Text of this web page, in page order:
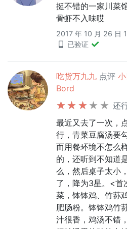
挺不错的一家川菜
骨虾不入味哎
2017 年 10 月 26 日
已验证
吃货万九九 点评
Bord
还
最近又去了一次，
行，青菜豆腐汤要
而用餐环境不怎么
的，还听到不知道
么，然后桌子太小
了，降为3星。<首
菜，钵钵鸡、竹荪
肥肠粉。钵钵鸡竹
汁很香，鸡汤不错